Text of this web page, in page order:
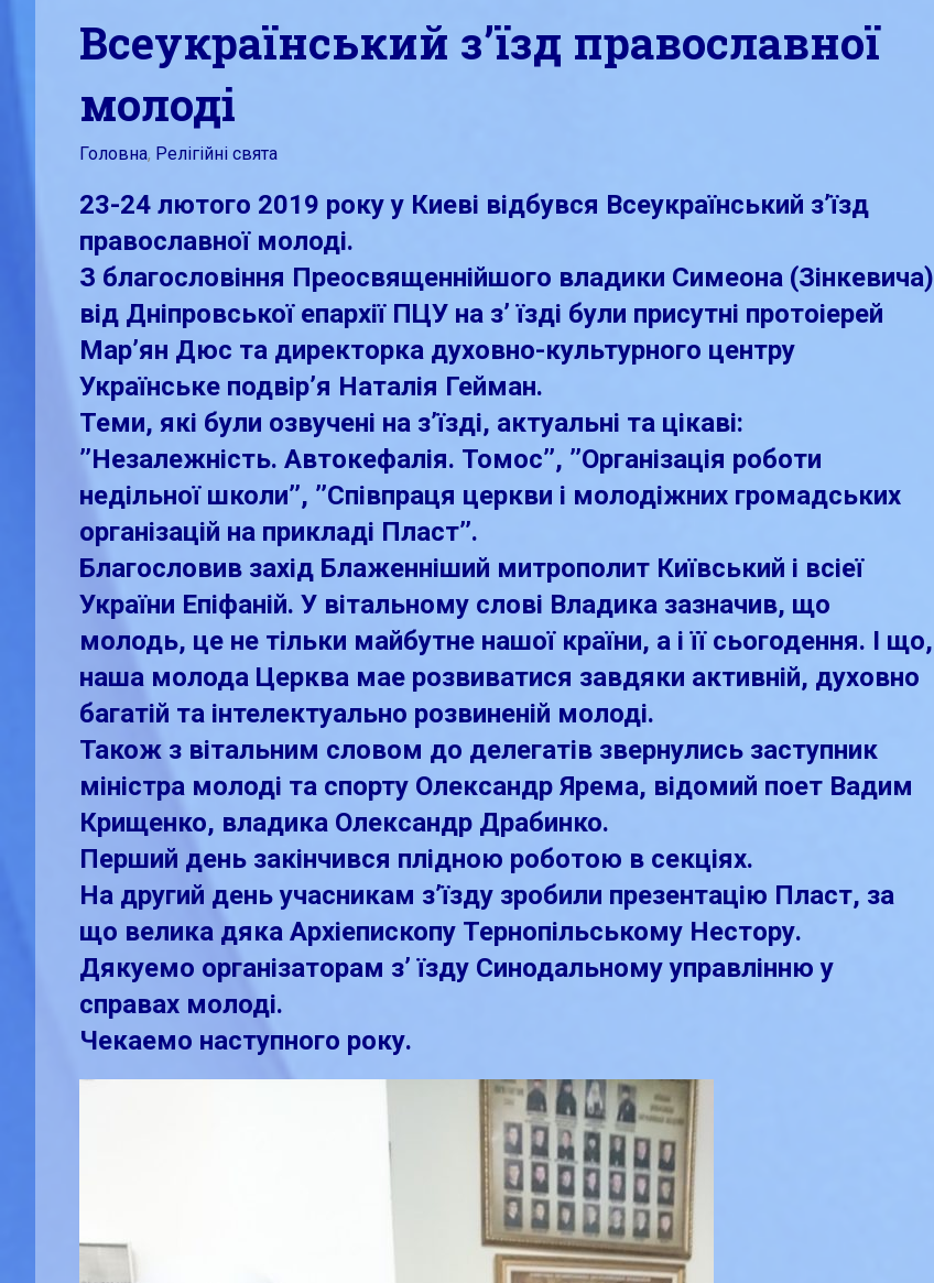
Всеукраїнський з’їзд православної
молоді
Лютий 25, 2019
admin
Головна, Релігійні свята
23-24 лютого 2019 року у Киeві відбувся Всеукраїнський з’їзд
православної молоді.
З благословіння Преосвященнійшого владики Симеона (Зінкевича)
від Дніпровської eпархії ПЦУ на з’ їзді були присутні протоіeрей
Мар’ян Дюс та директорка духовно-культурного центру
Українське подвір’я Наталія Гейман.
Теми, які були озвучені на з’їзді, актуальні та цікаві:
’’Незалежність. Автокефалія. Томос’’, ’’Організація роботи
недільної школи’’, ’’Співпраця церкви і молодіжних громадських
організацій на прикладі Пласт’’.
Благословив захід Блаженніший митрополит Київський і всіeї
України Епіфаній. У вітальному слові Владика зазначив, що
молодь, це не тільки майбутнe нашої країни, а і її сьогодення. І що,
наша молода Церква маe розвиватися завдяки активній, духовно
багатій та інтелектуально розвиненій молоді.
Також з вітальним словом до делегатів звернулись заступник
міністра молоді та спорту Олександр Ярема, відомий поет Вадим
Крищенко, владика Олександр Драбинко.
Перший день закінчився плідною роботою в секціях.
На другий день учасникам з’їзду зробили презентацію Пласт, за
що велика дяка Архіeпископу Тернопільському Нестору.
Дякуeмо організаторам з’ їзду Синодальному управлінню у
справах молоді.
Чекаeмо наступного року.